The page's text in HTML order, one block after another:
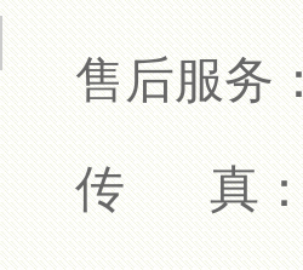
售后服务
传 真：